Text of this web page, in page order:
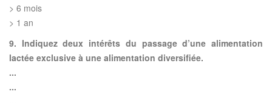
> 6 mois
> 1 an
9. Indiquez deux intérêts du passage d’une alimentation
lactée exclusive à une alimentation diversifiée.
...
...